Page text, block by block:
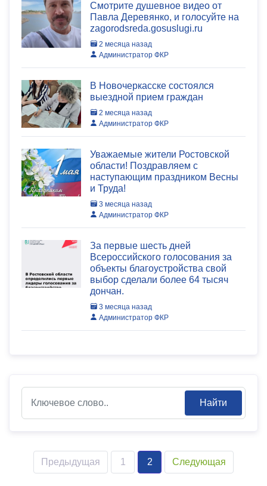
Смотрите душевное видео от
Павла Деревянко, и голосуйте на
zagorodsreda.gosuslugi.ru
2 месяца назад
Администратор ФКР
В Новочеркасске состоялся
выездной прием граждан
2 месяца назад
Администратор ФКР
Уважаемые жители Ростовской
области! Поздравляем с
наступающим праздником Весны
и Труда!
3 месяца назад
Администратор ФКР
За первые шесть дней
Всероссийского голосования за
объекты благоустройства свой
выбор сделали более 64 тысяч
дончан.
3 месяца назад
Администратор ФКР
Найти
Предыдущая 1 2 Следующая